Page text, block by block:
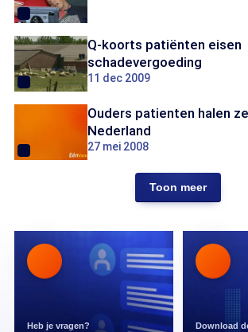
Q-koorts patiënten eisen
schadevergoeding
11 dec 2009
Ouders patienten halen
Nederland
27 mei 2008
Toon meer
Heb je vragen? Download